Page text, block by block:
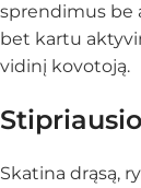
sprendimus be
bet kartu
vidinį kovotoją.
Skatina drąsą,